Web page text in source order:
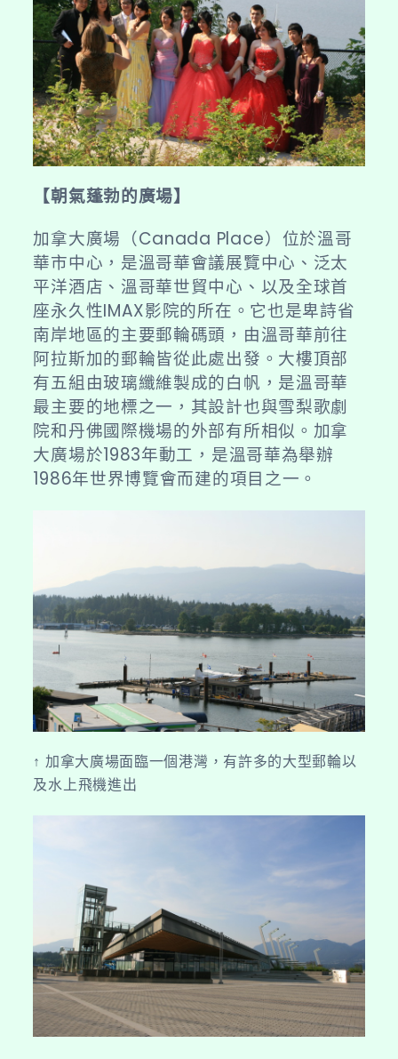
【朝氣蓬勃的廣場】
加拿大廣場（Canada Place）位於溫哥
華市中心，是溫哥華會議展覽中心、泛太
平洋酒店、溫哥華世貿中心、以及全球首
座永久性IMAX影院的所在。它也是卑詩省
南岸地區的主要郵輪碼頭，由溫哥華前往
阿拉斯加的郵輪皆從此處出發。大樓頂部
有五組由玻璃纖維製成的白帆，是溫哥華
最主要的地標之一，其設計也與雪梨歌劇
院和丹佛國際機場的外部有所相似。 加拿
大廣場於1983年動工，是溫哥華為舉辦
1986年世界博覽會而建的項目之一。
↑ 加拿大廣場面臨一個港灣，有許多的大型郵輪以
及水上飛機進出